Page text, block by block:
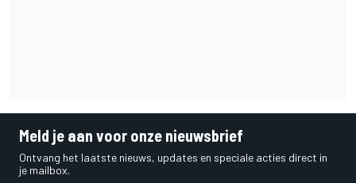
Meld je aan voor onze nieuwsbrief
Ontvang het laatste nieuws, updates en speciale acties direct in
je mailbox.